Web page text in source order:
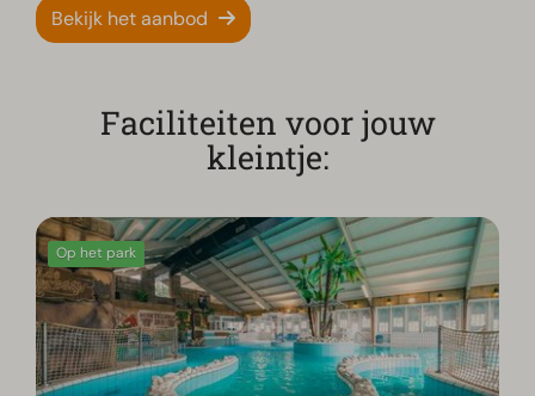
Bekijk het aanbod
Faciliteiten voor jouw
kleintje:
Op het park